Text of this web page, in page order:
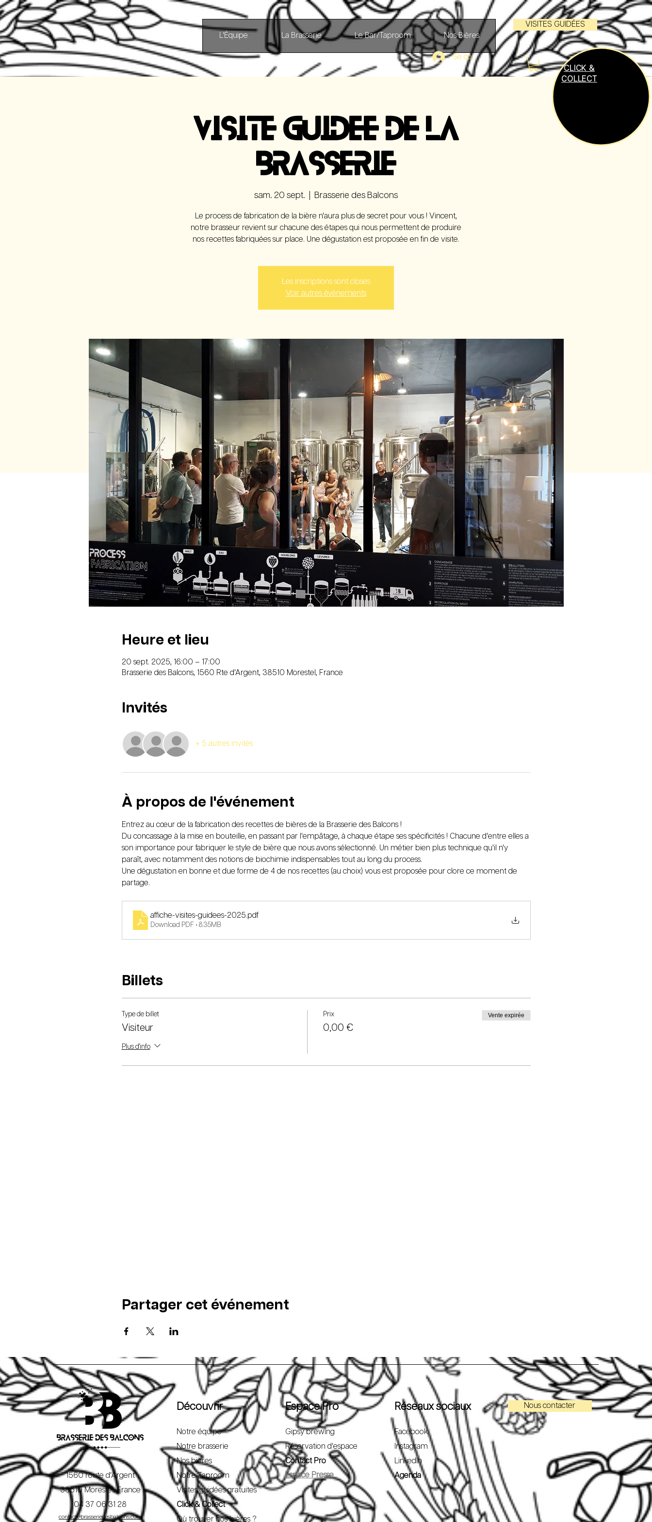
L'Équipe La Brasserie Le Bar/Taproom Nos Bières
Se connecter
VISITES GUIDÉES
CLICK &
COLLECT
VISITE GUIDEE DE LA
BRASSERIE
sam. 20 sept. Brasserie des Balcons
Le process de fabrication de la bière n'aura plus de secret pour vous ! Vincent,
notre brasseur revient sur chacune des étapes qui nous permettent de produire
nos recettes fabriquées sur place. Une dégustation est proposée en fin de visite.
Les inscriptions sont closes
Voir autres événements
Heure et lieu
20 sept. 2025, 16:00 – 17:00
Brasserie des Balcons, 1560 Rte d'Argent, 38510 Morestel, France
Invités
+ 5 autres invités
À propos de l'événement
Entrez au cœur de la fabrication des recettes de bières de la Brasserie des Balcons !
Du concassage à la mise en bouteille, en passant par l'empâtage, à chaque étape ses spécificités ! Chacune d'entre elles a
son importance pour fabriquer le style de bière que nous avons sélectionné. Un métier bien plus technique qu'il n'y
paraît, avec notamment des notions de biochimie indispensables tout au long du process.
Une dégustation en bonne et due forme de 4 de nos recettes (au choix) vous est proposée pour clore ce moment de
partage.
affiche-visites-guidees-2025.pdf
Download PDF • 8.35MB
Billets
Type de billet
Visiteur
Plus d'info
Prix
0,00 €
Vente expirée
Partager cet événement
1560 route d'Argent
38510 Morestel, France
04 37 06 31 28
contact@brasseriedesbalcons.com
Découvrir
Notre équipe
Notre brasserie
Nos bières
Notre Taproom
Visites guidées gratuites
Click & Collect
Où trouver nos bières ?
Espace Pro
Gipsy brewing
Réservation d'espace
Contact Pro
Espace Presse
Réseaux sociaux
Facebook
Instagram
LinkedIn
Agenda
Nous contacter